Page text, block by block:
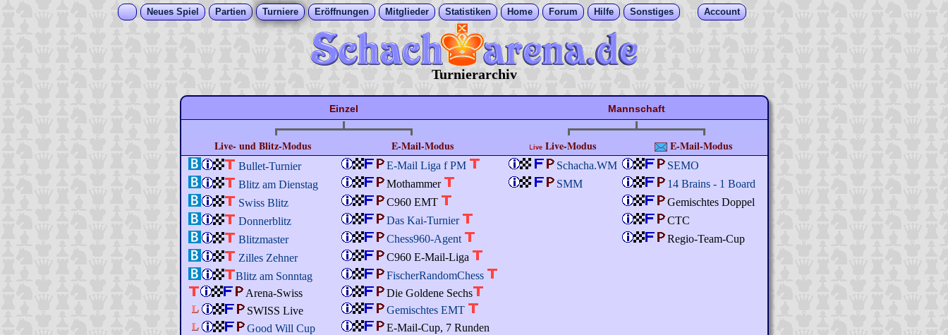
Neues Spiel Partien Turniere Eröffnungen Mitglieder Statistiken Home Forum Hilfe Sonstiges Account
Turnierarchiv
Einzel Mannschaft
Live- und Blitz-Modus E-Mail-Modus Live-Modus E-Mail-Modus
Bullet-Turnier E-Mail Liga f PM Schacha.WM
SEMO
Blitz am Dienstag
Mothammer SMM
14 Brains - 1 Board
Swiss Blitz
C960 EMT
Gemischtes Doppel
Donnerblitz
Das Kai-Turnier
CTC
Blitzmaster
Chess960-Agent
Regio-Team-Cup
Zilles Zehner
C960 E-Mail-Liga
Blitz am Sonntag
FischerRandomChess
Arena-Swiss
Die Goldene Sechs
SWISS Live
Gemischtes EMT
Good Will Cup
E-Mail-Cup, 7 Runden